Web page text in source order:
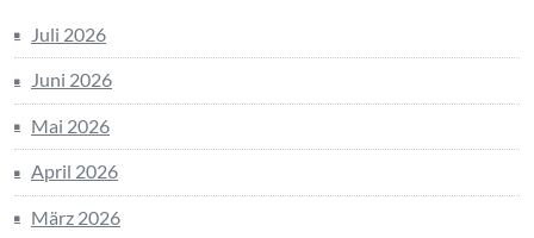
Juli 2026
Juni 2026
Mai 2026
April 2026
März 2026